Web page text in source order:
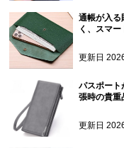
通帳が入る
く、スマ
更新日
パスポート
張時の貴重
更新日